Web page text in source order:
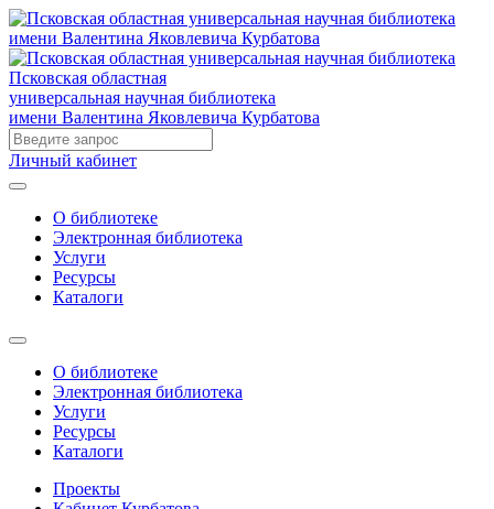
Псковская областная
универсальная научная библиотека
имени Валентина Яковлевича Курбатова
Личный кабинет
О библиотеке
Электронная библиотека
Услуги
Ресурсы
Каталоги
О библиотеке
Электронная библиотека
Услуги
Ресурсы
Каталоги
Проекты